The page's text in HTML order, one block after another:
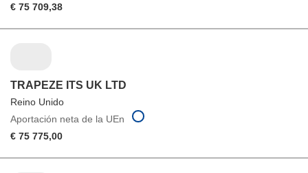
€ 75 709,38
TRAPEZE ITS UK LTD
Reino Unido
Aportación neta de la UEn
€ 75 775,00